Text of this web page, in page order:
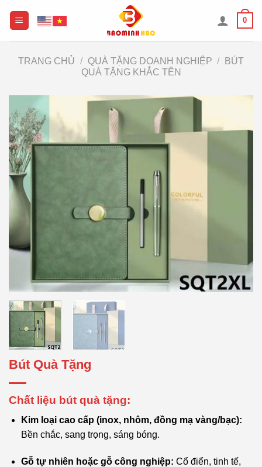
0
TRANG CHỦ / QUÀ TẶNG DOANH NGHIỆP /
BÚT
QUÀ TẶNG KHẮC TÊN
Bút Quà Tặng
Chất liệu bút quà tặng:
Kim loại cao cấp (inox, nhôm, đồng mạ vàng/bạc):
Bền chắc, sang trọng, sáng bóng.
Gỗ tự nhiên hoặc gỗ công nghiệp: Cổ điển, tinh tế,